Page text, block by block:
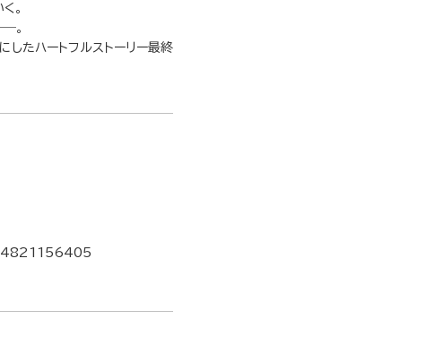
。
。
したハートフルストーリー最終